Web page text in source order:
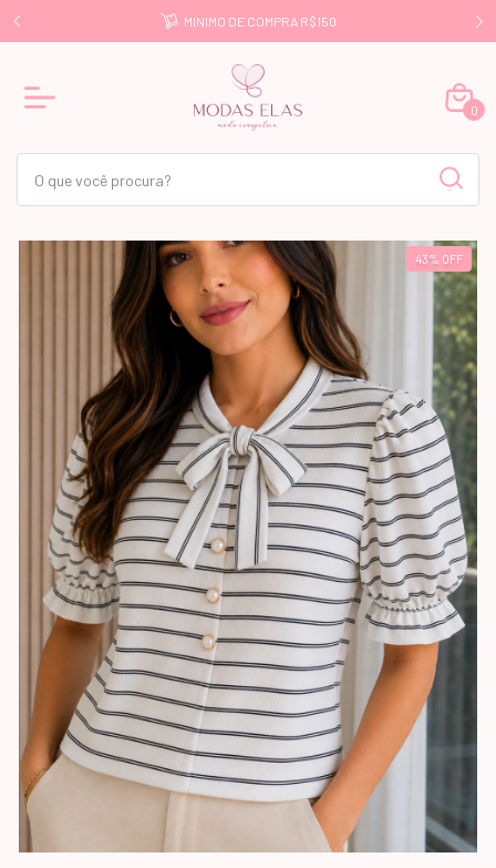
R$499 MINIMO DE COMPRA R$150
0
43% OFF